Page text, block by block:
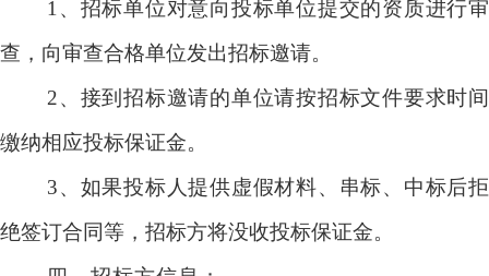
1 、招标单位对意向投标单位提交的资质进行审
查，向审查合格单位发出招标邀请。
2、接到招标邀请的单位请按招标文件要求时间
缴纳相应投标保证金。
3、如果投标人提供虚假材料、串标、中标后拒
绝签订合同等，招标方将没收投标保证金。